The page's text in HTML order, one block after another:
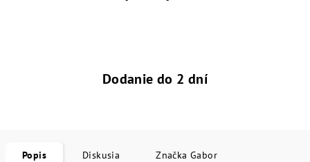
Dodanie do 2 dní
Popis Diskusia Značka Gabor